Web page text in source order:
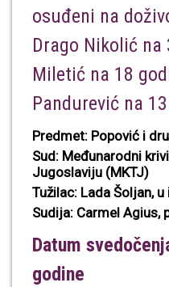
osuđeni na
Drago Nikolić na
Miletić na 18
Pandurević na
Predmet: Popović i
Sud: Međunarodni
Jugoslaviju (MKTJ)
Tužilac: Lada Šoljan,
Sudija: Carmel Agius,
Datum
godine